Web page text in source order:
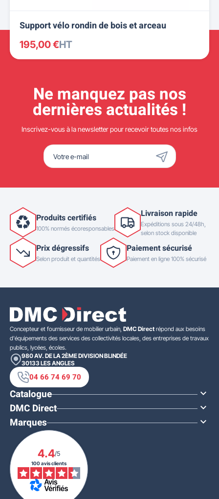
Support vélo rondin de bois et arceau
195,00 €HT
Ne manquez pas nos
dernières actualités !
Inscrivez-vous à la newsletter pour recevoir toutes nos infos
Produits certifiés
100% normés écoresponsables
Livraison rapide
Expéditions sous 24/48h,
selon stock disponible
Prix dégressifs
Selon produit et quantités
Paiement sécurisé
Paiement en ligne 100% sécurisé
Concepteur et fournisseur de mobilier urbain, DMC Direct répond aux besoins
d'équipements des services des collectivités locales, des entreprises de travaux
publics, lycées, écoles.
980 AV. DE LA 2ÈME DIVISION BLINDÉE
30133 LES ANGLES
04 66 74 69 70
Catalogue 
DMC Direct 
Marques 
4.4/5
100 avis clients